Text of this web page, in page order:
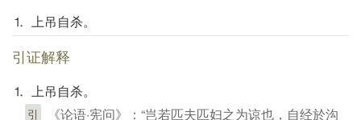
⒈ 上吊自杀。
引证解释
⒈ 上吊自杀。
引
《论语·宪问》：“岂若匹夫匹妇之为谅也，自经於沟